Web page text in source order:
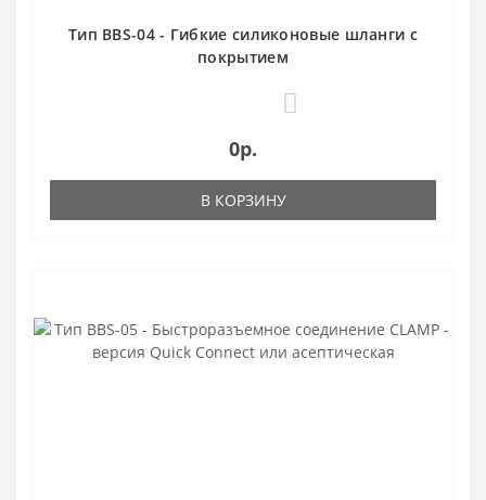
Тип BBS-04 - Гибкие силиконовые шланги с
покрытием
0р.
В КОРЗИНУ